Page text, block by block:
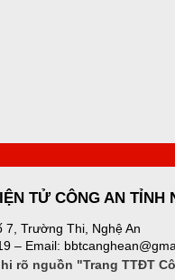
TỬ CÔNG AN TỈNH
7, Trường Thi, Nghệ An
– Email:
rõ nguồn "Trang TTĐT